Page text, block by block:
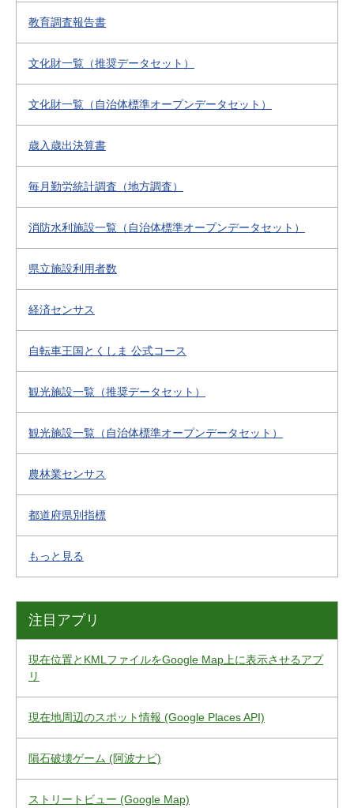
教育調査報告書
文化財一覧（推奨データセット）
文化財一覧（自治体標準オープンデータセット）
歳入歳出決算書
毎月勤労統計調査（地方調査）
消防水利施設一覧（自治体標準オープンデータセット）
県立施設利用者数
経済センサス
自転車王国とくしま 公式コース
観光施設一覧（推奨データセット）
観光施設一覧（自治体標準オープンデータセット）
農林業センサス
都道府県別指標
もっと見る
注目アプリ
現在位置とKMLファイルをGoogle Map上に表示させるアプ
リ
現在地周辺のスポット情報 (Google Places API)
隕石破壊ゲーム (阿波ナビ)
ストリートビュー (Google Map)